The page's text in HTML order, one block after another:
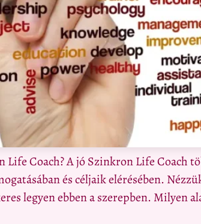
Coach? A jó Szinkron Life Coach
és céljaik elérésében.
legyen ebben a szerepben. Milyen